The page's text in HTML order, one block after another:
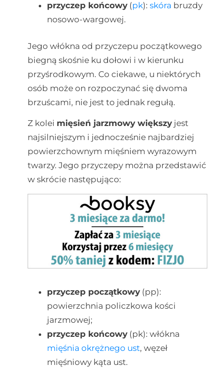
przyczep końcowy(pk): skóra bruzdy
nosowo-wargowej.
Jego włókna od przyczepu początkowego
biegną skośnie ku dołowi i w kierunku
przyśrodkowym. Co ciekawe, u niektórych
osób może on rozpoczynać się dwoma
brzuścami, nie jest to jednak regułą.
Z kolei mięsień jarzmowy większyjest
najsilniejszym i jednocześnie najbardziej
powierzchownym mięśniem wyrazowym
twarzy. Jego przyczepy można przedstawić
w skrócie następująco:
przyczep początkowy(pp):
powierzchnia policzkowa kości
jarzmowej;
przyczep końcowy(pk): włókna
mięśnia okrężnego ust, węzeł
mięśniowy kąta ust.